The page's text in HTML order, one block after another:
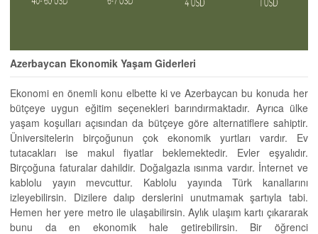
Azerbaycan Ekonomik Yaşam Giderleri
Ekonomi en önemli konu elbette ki ve Azerbaycan bu konuda her
bütçeye uygun eğitim seçenekleri barındırmaktadır. Ayrıca ülke
yaşam koşulları açısından da bütçeye göre alternatiflere sahiptir.
Üniversitelerin birçoğunun çok ekonomik yurtları vardır. Ev
tutacakları ise makul fiyatlar beklemektedir. Evler eşyalıdır.
Birçoğuna faturalar dahildir. Doğalgazla ısınma vardır. İnternet ve
kablolu yayın mevcuttur. Kablolu yayında Türk kanallarını
izleyebilirsin. Dizilere dalıp derslerini unutmamak şartıyla tabi.
Hemen her yere metro ile ulaşabilirsin. Aylık ulaşım kartı çıkararak
bunu da en ekonomik hale getirebilirsin. Bir öğrenci